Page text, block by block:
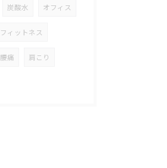
炭酸水 オフィス
フィットネス
腰痛 肩こり